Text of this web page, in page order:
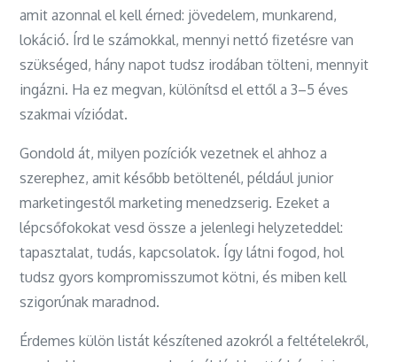
amit azonnal el kell érned: jövedelem, munkarend,
lokáció. Írd le számokkal, mennyi nettó fizetésre van
szükséged, hány napot tudsz irodában tölteni, mennyit
ingázni. Ha ez megvan, különítsd el ettől a 3–5 éves
szakmai víziódat.
Gondold át, milyen pozíciók vezetnek el ahhoz a
szerephez, amit később betöltenél, például junior
marketingestől marketing menedzserig. Ezeket a
lépcsőfokokat vesd össze a jelenlegi helyzeteddel:
tapasztalat, tudás, kapcsolatok. Így látni fogod, hol
tudsz gyors kompromisszumot kötni, és miben kell
szigorúnak maradnod.
Érdemes külön listát készítened azokról a feltételekről,